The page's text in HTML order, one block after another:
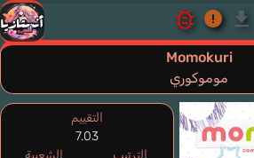
Momokuri
موموكوري
التقييم
7.03
الترتيب
الشعبية